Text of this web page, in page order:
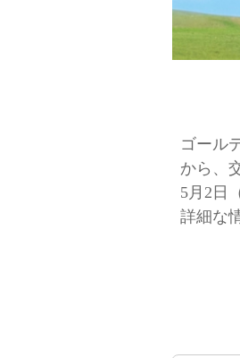
ゴール
から、
5月2日
詳細な